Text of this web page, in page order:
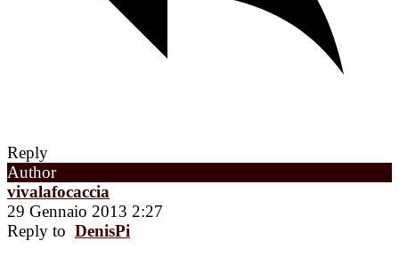
Reply
Author
vivalafocaccia
29 Gennaio 2013 2:27
Reply to DenisPi